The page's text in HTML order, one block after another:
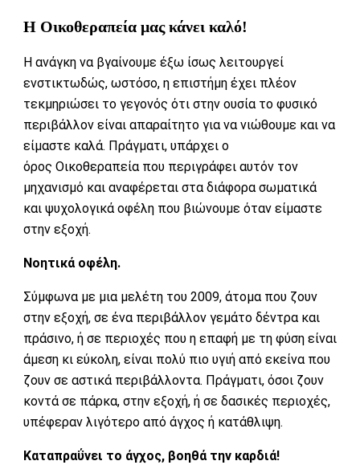
Η Οικοθεραπεία μας κάνει καλό!
Η ανάγκη να βγαίνουμε έξω ίσως λειτουργεί
ενστικτωδώς, ωστόσο, η επιστήμη έχει πλέον
τεκμηριώσει το γεγονός ότι στην ουσία το φυσικό
περιβάλλον είναι απαραίτητο για να νιώθουμε και να
είμαστε καλά. Πράγματι, υπάρχει ο
όρος Οικοθεραπεία που περιγράφει αυτόν τον
μηχανισμό και αναφέρεται στα διάφορα σωματικά
και ψυχολογικά οφέλη που βιώνουμε όταν είμαστε
στην εξοχή.
Νοητικά οφέλη.
Σύμφωνα με μια μελέτη του 2009, άτομα που ζουν
στην εξοχή, σε ένα περιβάλλον γεμάτο δέντρα και
πράσινο, ή σε περιοχές που η επαφή με τη φύση είναι
άμεση κι εύκολη, είναι πολύ πιο υγιή από εκείνα που
ζουν σε αστικά περιβάλλοντα. Πράγματι, όσοι ζουν
κοντά σε πάρκα, στην εξοχή, ή σε δασικές περιοχές,
υπέφεραν λιγότερο από άγχος ή κατάθλιψη.
Καταπραΰνει το άγχος, βοηθά την καρδιά!